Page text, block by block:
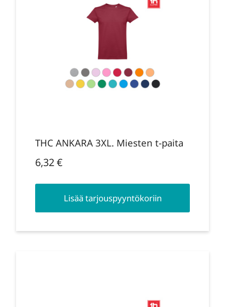
THC ANKARA 3XL. Miesten t-paita
6,32€
Lisää tarjouspyyntökoriin